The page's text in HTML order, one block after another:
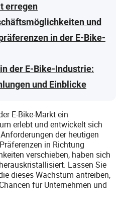
erregen
und
in der E-Bike-
der E-Bike-Industrie:
und Einblicke
E-Bike-Markt ein
erlebt und entwickelt sich
der heutigen
in Richtung
verschieben, haben sich
Lassen Sie
dieses Wachstum antreiben,
für Unternehmen und